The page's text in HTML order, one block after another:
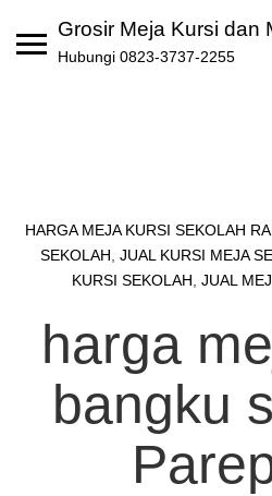
Grosir Meja Kursi dan
Hubungi 0823-3737-2255
HARGA MEJA KURSI SEKOLAH
SEKOLAH JUAL KURSI MEJA
KURSI SEKOLAH JUAL
harga
bangku